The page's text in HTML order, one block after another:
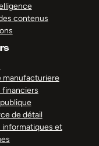
contenus
manufacturiere
financiers
de détail
informatiques et